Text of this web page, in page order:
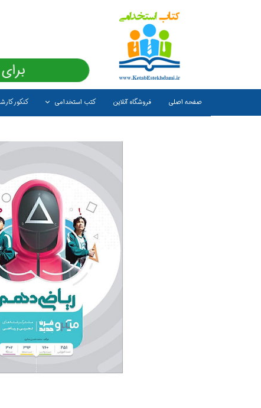
صفحه اصلی فروشگاه آنلاین کتب استخدامی کنکور